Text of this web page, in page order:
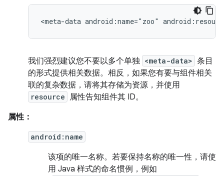
<meta-data android:name="zoo"
我们强烈建议您不要以多个单独 <meta-data> 条目
的形式提供相关数据。相反，如果您有要与组件相关
联的复杂数据，请将其存储为资源，并使用
resource 属性告知组件其 ID。
属性：
android:name
该项的唯一名称。若要保持名称的唯一性，请使
用 Java 样式的命名惯例，例如